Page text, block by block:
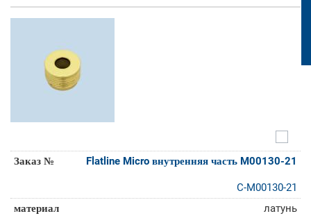
Flatline Micro внутренняя часть M00130-21
C-M00130-21
латунь